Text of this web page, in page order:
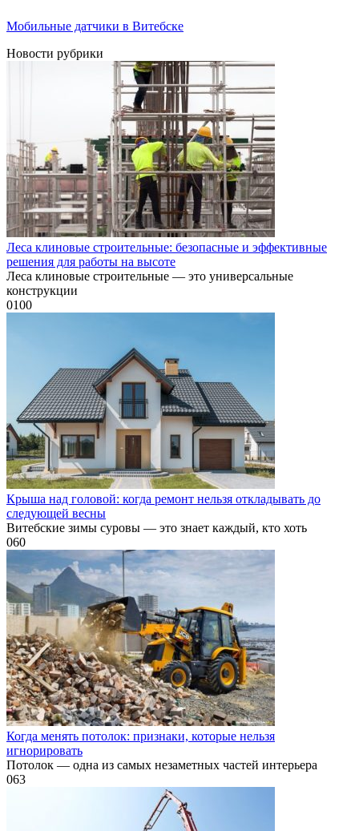
Мобильные датчики в Витебске
Новости рубрики
Леса клиновые строительные: безопасные и эффективные
решения для работы на высоте
Леса клиновые строительные — это универсальные
конструкции
0100
Крыша над головой: когда ремонт нельзя откладывать до
следующей весны
Витебские зимы суровы — это знает каждый, кто хоть
060
Когда менять потолок: признаки, которые нельзя
игнорировать
Потолок — одна из самых незаметных частей интерьера
063